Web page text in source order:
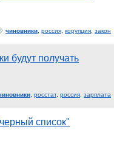
чиновники россия корупция закон
будут получать
росстат, россия зарплата
список"